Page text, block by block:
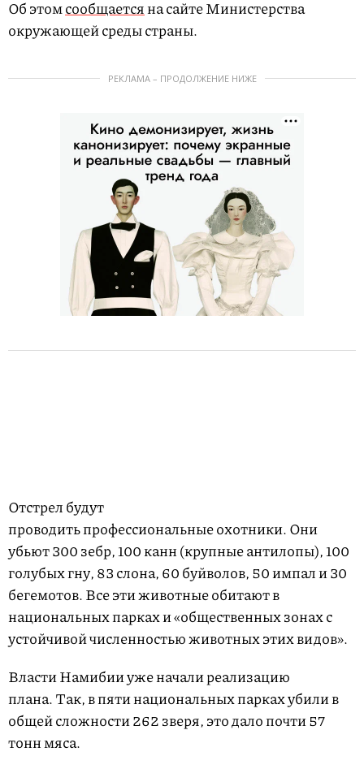
Об этомсообщаетсяна сайте Министерства
окружающей среды страны.
РЕКЛАМА – ПРОДОЛЖЕНИЕ НИЖЕ
Отстрел будут
проводить профессиональные охотники. Они
убьют 300 зебр, 100 канн (крупные антилопы), 100
голубых гну, 83 слона, 60 буйволов, 50 импал и 30
бегемотов. Все эти животные обитают в
национальных парках и «общественных зонах с
устойчивой численностью животных этих видов».
Власти Намибии уже начали реализацию
плана. Так, в пяти национальных парках убили в
общей сложности 262 зверя, это дало почти 57
тонн мяса.